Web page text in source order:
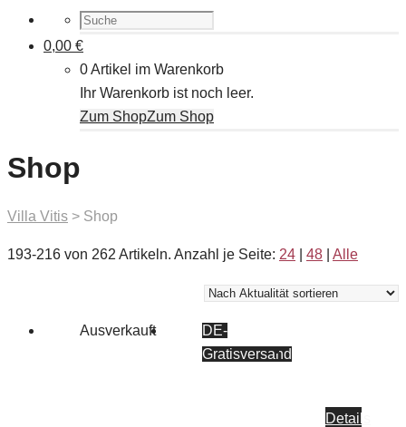
0,00 €
0 Artikel im Warenkorb
Ihr Warenkorb ist noch leer.
Zum ShopZum Shop
Shop
Villa Vitis > Shop
193-216 von 262 Artikeln. Anzahl je Seite: 24 48 Alle
Ausverkauft
DE-
Gratisversand
Details